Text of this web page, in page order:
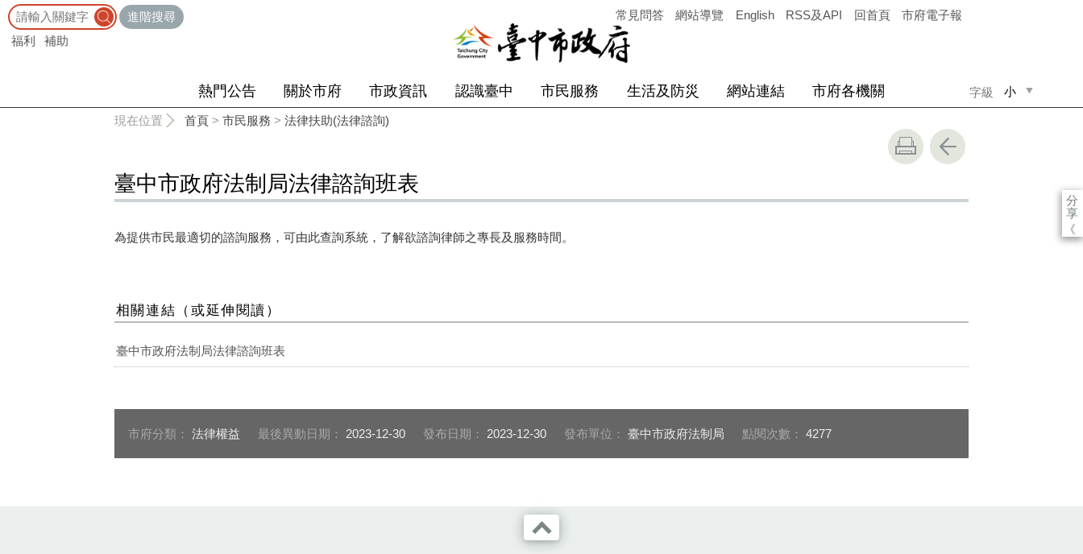
進階搜尋
福利
補助
常見問答 網站導覽 English RSS及API 回首頁 市府電子報
字級 小
熱門公告 關於市府 市政資訊 認識臺中 市民服務 生活及防災 網站連結 市府各機關
現在位置 首頁 > 市民服務 > 法律扶助(法律諮詢)
分
享
《
臺中市政府法制局法律諮詢班表
為提供市民最適切的諮詢服務，可由此查詢系統，了解欲諮詢律師之專長及服務時間。
相關連結（或延伸閱讀）
臺中市政府法制局法律諮詢班表
市府分類： 法律權益 最後異動日期： 2023-12-30 發布日期： 2023-12-30 發布單位： 臺中市政府法制局 點閱次數： 4277